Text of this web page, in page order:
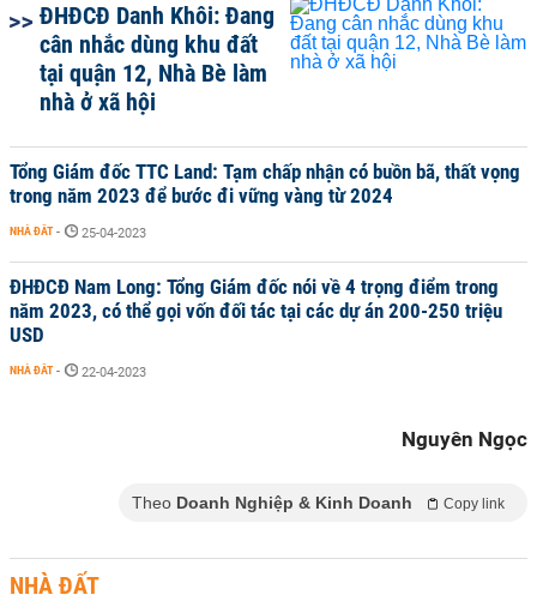
ĐHĐCĐ Danh Khôi: Đang
cân nhắc dùng khu đất
tại quận 12, Nhà Bè làm
nhà ở xã hội
Tổng Giám đốc TTC Land: Tạm chấp nhận có buồn bã, thất vọng
trong năm 2023 để bước đi vững vàng từ 2024
NHÀ ĐẤT - 25-04-2023
ĐHĐCĐ Nam Long: Tổng Giám đốc nói về 4 trọng điểm trong
năm 2023, có thể gọi vốn đối tác tại các dự án 200-250 triệu
USD
NHÀ ĐẤT - 22-04-2023
Nguyên Ngọc
Theo Doanh Nghiệp & Kinh Doanh Copy link
NHÀ ĐẤT